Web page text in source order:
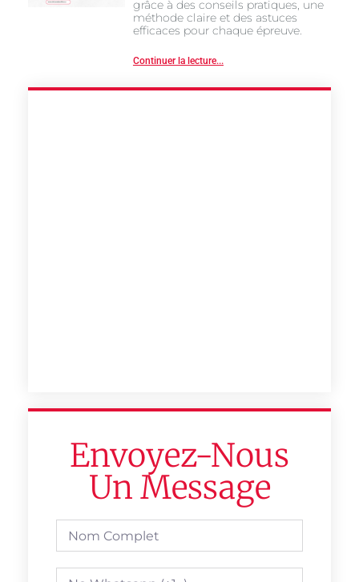
grâce à des conseils pratiques, une
méthode claire et des astuces
efficaces pour chaque épreuve.
Continuer la lecture...
Envoyez-Nous
Un Message